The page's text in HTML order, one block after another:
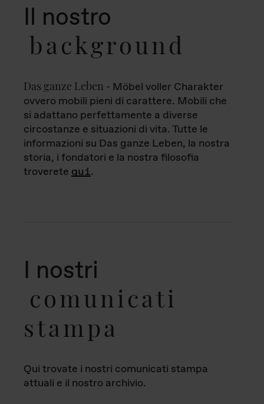
Il nostro
background
Das ganze Leben - Möbel voller Charakter
ovvero mobili pieni di carattere. Mobili che
si adattano perfettamente a diverse
circostanze e situazioni di vita. Tutte le
informazioni su Das ganze Leben, la nostra
storia, i fondatori e la nostra filosofia
troverete qui.
I nostri
comunicati
stampa
Qui trovate i nostri comunicati stampa
attuali e il nostro archivio.